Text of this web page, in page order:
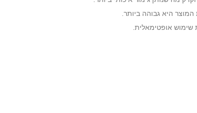
היא גבוהה ביותר.
שימוש אופטימאלית.